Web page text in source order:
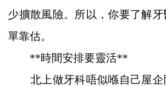
少擴散風險。所以，你要了解
單靠估。
**時間安排要靈活**
北上做牙科唔似喺自己屋企